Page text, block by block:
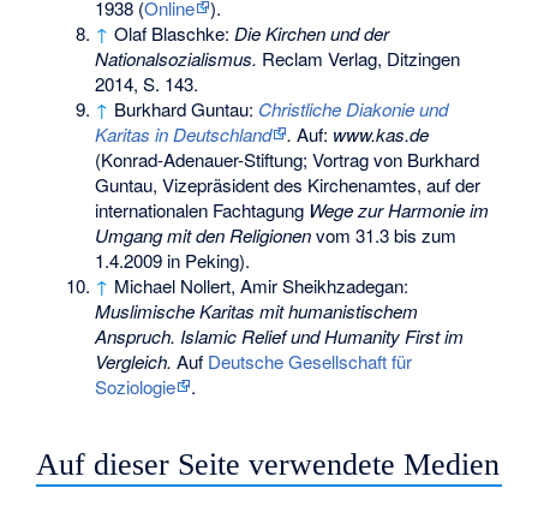
1938 (Online
).
↑ Olaf Blaschke:Die Kirchen und der
Nationalsozialismus. Reclam Verlag, Ditzingen
2014, S. 143.
↑ Burkhard Guntau: Christliche Diakonie und
Karitas in Deutschland
. Auf: www.kas.de
(Konrad-Adenauer-Stiftung; Vortrag von Burkhard
Guntau, Vizepräsident des Kirchenamtes, auf der
internationalen Fachtagung Wege zur Harmonie im
Umgang mit den Religionenvom 31.3 bis zum
1.4.2009 in Peking).
↑ Michael Nollert, Amir Sheikhzadegan:
Muslimische Karitas mit humanistischem
Anspruch. Islamic Relief und Humanity First im
Vergleich. Auf Deutsche Gesellschaft für
Soziologie
.
Auf dieser Seite verwendete Medien